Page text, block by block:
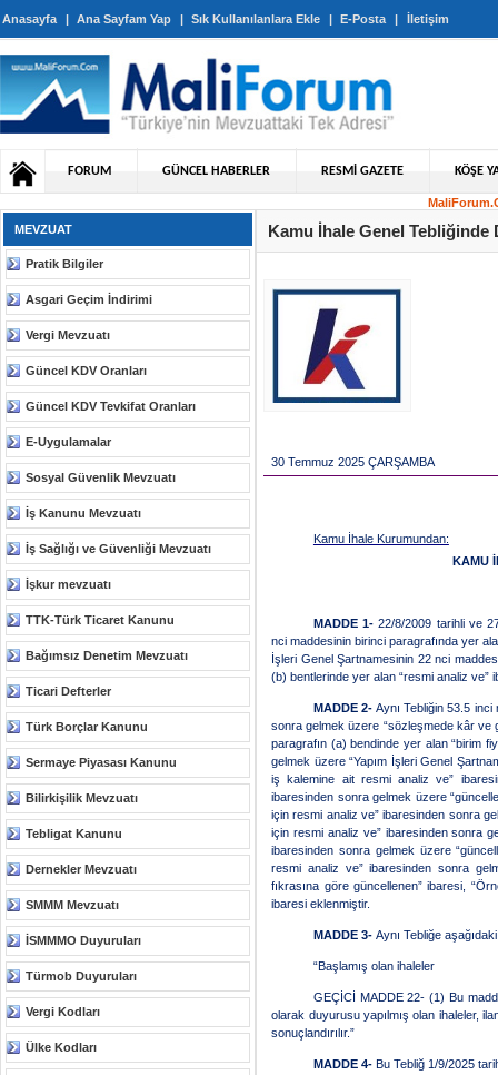
Anasayfa | Ana Sayfam Yap | Sık Kullanılanlara Ekle | E-Posta | İletişim
FORUM GÜNCEL HABERLER RESMİ GAZETE KÖŞE
MEVZUAT
Pratik Bilgiler
Asgari Geçim İndirimi
Vergi Mevzuatı
Güncel KDV Oranları
Güncel KDV Tevkifat Oranları
E-Uygulamalar
Sosyal Güvenlik Mevzuatı
İş Kanunu Mevzuatı
İş Sağlığı ve Güvenliği Mevzuatı
İşkur mevzuatı
TTK-Türk Ticaret Kanunu
Bağımsız Denetim Mevzuatı
Ticari Defterler
Türk Borçlar Kanunu
Sermaye Piyasası Kanunu
Bilirkişilik Mevzuatı
Tebligat Kanunu
Dernekler Mevzuatı
SMMM Mevzuatı
İSMMMO Duyuruları
Türmob Duyuruları
Vergi Kodları
Ülke Kodları
Kamu İhale Genel Tebliğinde
30 Temmuz 2025 ÇARŞAMBA
Kamu İhale Kurumundan:
KAMU
MADDE 1-22/8/2009 tarihli ve
nci maddesinin birinci paragrafında yer
İşleri Genel Şartnamesinin 22 nci
(b) bentlerinde yer alan “resmi analiz ve”
MADDE 2- Aynı Tebliğin 53.5 inci
sonra gelmek üzere “sözleşmede kâr ve
paragrafın (a) bendinde yer alan “birim
gelmek üzere “Yapım İşleri Genel
iş kalemine ait resmi analiz ve”
ibaresinden sonra gelmek üzere
için resmi analiz ve” ibaresinden sonra
için resmi analiz ve” ibaresinden sonra
ibaresinden sonra gelmek üzere
resmi analiz ve” ibaresinden sonra
fıkrasına göre güncellenen” ibaresi,
ibaresi eklenmiştir.
MADDE 3- Aynı Tebliğe
“Başlamış olan ihaleler
GEÇİCİ MADDE 22- (1) Bu
olarak duyurusu yapılmış olan ihaleler,
sonuçlandırılır.”
MADDE 4-Bu Tebliğ 1/9/2025